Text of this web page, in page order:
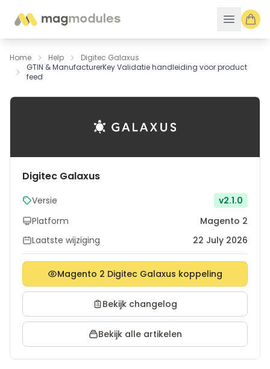
Home Help
Digitec Galaxus
GTIN & ManufacturerKey Validatie handleiding voor product
feed
Digitec Galaxus
Versie
v2.1.0
Platform
Magento 2
Laatste wijziging
22 July 2026
Magento 2 Digitec Galaxus koppeling
Bekijk changelog
Bekijk alle artikelen